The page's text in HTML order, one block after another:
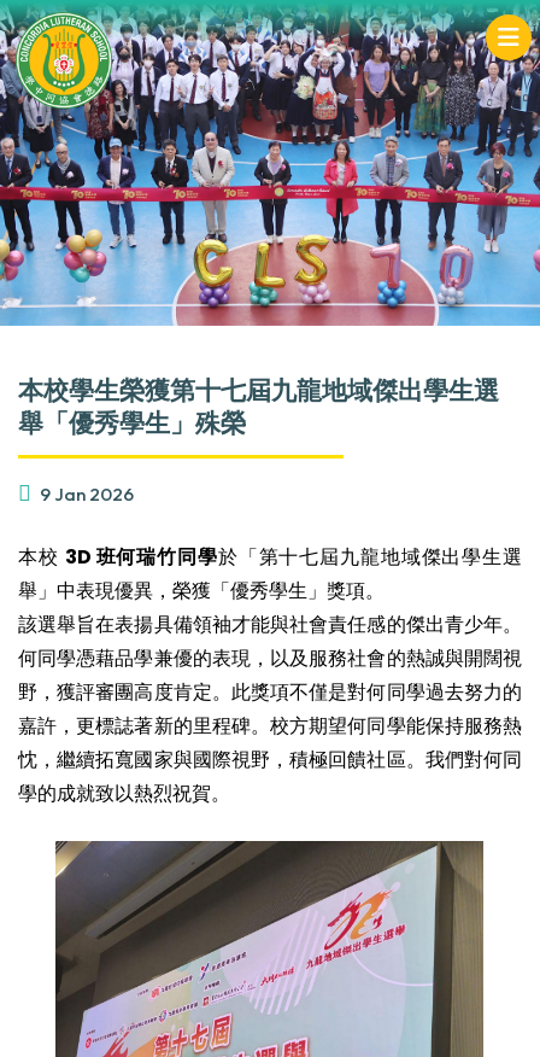
本校學生榮獲第十七屆九龍地域傑出學生選
舉「優秀學生」殊榮
9 Jan 2026
本校 3D 班何瑞竹同學於「第十七屆九龍地域傑出學生選
舉」中表現優異，榮獲「優秀學生」獎項。
該選舉旨在表揚具備領袖才能與社會責任感的傑出青少年。
何同學憑藉品學兼優的表現，以及服務社會的熱誠與開闊視
野，獲評審團高度肯定。此獎項不僅是對何同學過去努力的
嘉許，更標誌著新的里程碑。校方期望何同學能保持服務熱
忱，繼續拓寬國家與國際視野，積極回饋社區。我們對何同
學的成就致以熱烈祝賀。